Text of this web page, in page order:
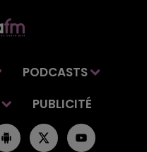
PODCASTS
PUBLICITÉ